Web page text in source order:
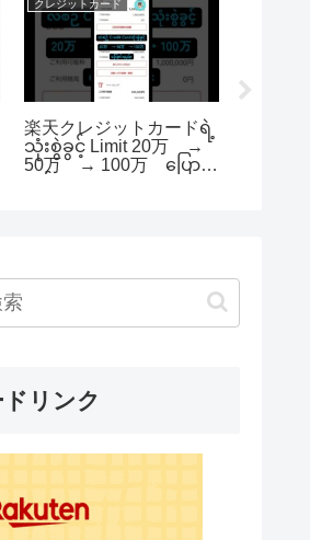
ンリミテ
SP 神エネ
エミュレー
クルーズ
神田川クルーズ 電車
編 さよ旅 sayotabi
Sayo旅
リンク